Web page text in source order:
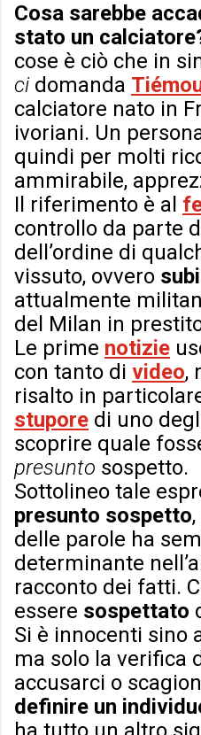
Cosa sarebbe
stato un
cose è ciò che in
cidomanda
calciatore nato in
ivoriani. Un
quindi per molti
ammirabile,
Il riferimento è al
controllo da parte
dell’ordine di
vissuto, ovvero
attualmente
del Milan in
Le prime notizie
con tanto di video,
risalto in
stupore di uno
scoprire quale
presunto sospetto.
Sottolineo tale
presunto sospetto
delle parole ha
determinante
racconto dei fatti.
essere sospettato
Si è innocenti sino
ma solo la verifica
accusarci o
definire un